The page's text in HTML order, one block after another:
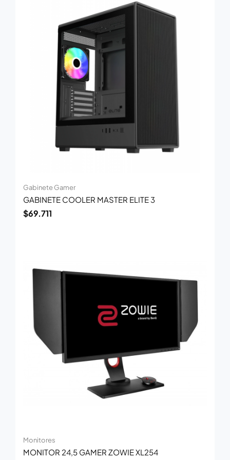
Gabinete Gamer
GABINETE COOLER MASTER ELITE 3
$69.711
Monitores
MONITOR 24,5 GAMER ZOWIE XL254